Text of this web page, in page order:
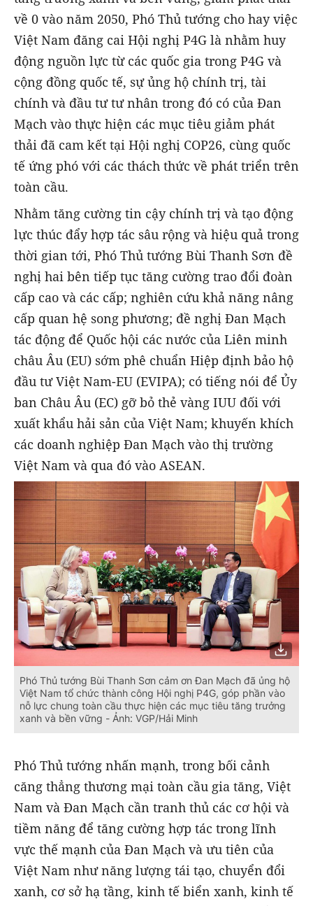
về 0 vào năm 2050, Phó Thủ tướng cho hay việc
Việt Nam đăng cai Hội nghị P4G là nhằm huy
động nguồn lực từ các quốc gia trong P4G và
cộng đồng quốc tế, sự ủng hộ chính trị, tài
chính và đầu tư tư nhân trong đó có của Đan
Mạch vào thực hiện các mục tiêu giảm phát
thải đã cam kết tại Hội nghị COP26, cùng quốc
tế ứng phó với các thách thức về phát triển trên
toàn cầu.
Nhằm tăng cường tin cậy chính trị và tạo động
lực thúc đẩy hợp tác sâu rộng và hiệu quả trong
thời gian tới, Phó Thủ tướng Bùi Thanh Sơn đề
nghị hai bên tiếp tục tăng cường trao đổi đoàn
cấp cao và các cấp; nghiên cứu khả năng nâng
cấp quan hệ song phương; đề nghị Đan Mạch
tác động để Quốc hội các nước của Liên minh
châu Âu (EU) sớm phê chuẩn Hiệp định bảo hộ
đầu tư Việt Nam-EU (EVIPA); có tiếng nói để Ủy
ban Châu Âu (EC) gỡ bỏ thẻ vàng IUU đối với
xuất khẩu hải sản của Việt Nam; khuyến khích
các doanh nghiệp Đan Mạch vào thị trường
Việt Nam và qua đó vào ASEAN.
Phó Thủ tướng Bùi Thanh Sơn cảm ơn Đan Mạch đã ủng hộ
Việt Nam tổ chức thành công Hội nghị P4G, góp phần vào
nỗ lực chung toàn cầu thực hiện các mục tiêu tăng trưởng
xanh và bền vững - Ảnh: VGP/Hải Minh
Phó Thủ tướng nhấn mạnh, trong bối cảnh
căng thẳng thương mại toàn cầu gia tăng, Việt
Nam và Đan Mạch cần tranh thủ các cơ hội và
tiềm năng để tăng cường hợp tác trong lĩnh
vực thế mạnh của Đan Mạch và ưu tiên của
Việt Nam như năng lượng tái tạo, chuyển đổi
xanh, cơ sở hạ tầng, kinh tế biển xanh, kinh tế